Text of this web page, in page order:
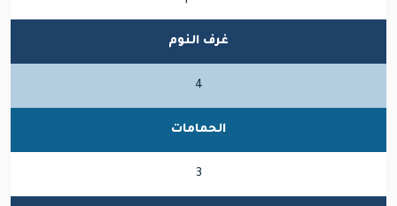
غرف النوم
4
الحمامات
3